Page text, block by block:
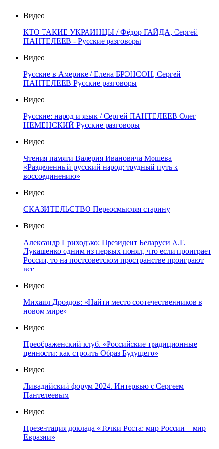
Видео
КТО ТАКИЕ УКРАИНЦЫ / Фёдор ГАЙДА, Сергей
ПАНТЕЛЕЕВ - Русские разговоры
Видео
Русские в Америке / Елена БРЭНСОН, Сергей
ПАНТЕЛЕЕВ Русские разговоры
Видео
Русские: народ и язык / Сергей ПАНТЕЛЕЕВ Олег
НЕМЕНСКИЙ Русские разговоры
Видео
Чтения памяти Валерия Ивановича Мошева
«Разделенный русский народ: трудный путь к
воссоединению»
Видео
СКАЗИТЕЛЬСТВО Переосмысляя старину
Видео
Александр Приходько: Президент Беларуси А.Г.
Лукашенко одним из первых понял, что если проиграет
Россия, то на постсоветском пространстве проиграют
все
Видео
Михаил Дроздов: «Найти место соотечественников в
новом мире»
Видео
Преображенский клуб. «Российские традиционные
ценности: как строить Образ Будущего»
Видео
Ливадийский форум 2024. Интервью с Сергеем
Пантелеевым
Видео
Презентация доклада «Точки Роста: мир России – мир
Евразии»